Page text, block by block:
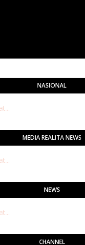
NASIONAL
MEDIA REALITA NEWS
NEWS
CHANNEL